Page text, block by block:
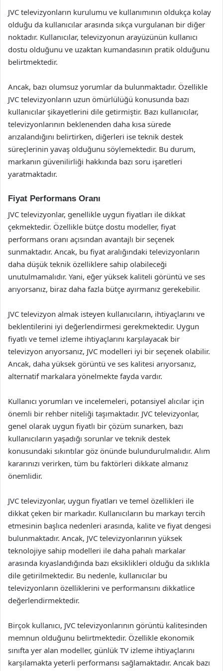
JVC televizyonların kurulumu ve kullanımının oldukça kolay
olduğu da kullanıcılar arasında sıkça vurgulanan bir diğer
noktadır. Kullanıcılar, televizyonun arayüzünün kullanıcı
dostu olduğunu ve uzaktan kumandasının pratik olduğunu
belirtmektedir.
Ancak, bazı olumsuz yorumlar da bulunmaktadır. Özellikle
JVC televizyonların uzun ömürlülüğü konusunda bazı
kullanıcılar şikayetlerini dile getirmiştir. Bazı kullanıcılar,
televizyonlarının beklenenden daha kısa sürede
arızalandığını belirtirken, diğerleri ise teknik destek
süreçlerinin yavaş olduğunu söylemektedir. Bu durum,
markanın güvenilirliği hakkında bazı soru işaretleri
yaratmaktadır.
Fiyat Performans Oranı
JVC televizyonlar, genellikle uygun fiyatları ile dikkat
çekmektedir. Özellikle bütçe dostu modeller, fiyat
performans oranı açısından avantajlı bir seçenek
sunmaktadır. Ancak, bu fiyat aralığındaki televizyonların
daha düşük teknik özelliklere sahip olabileceği
unutulmamalıdır. Yani, eğer yüksek kaliteli görüntü ve ses
arıyorsanız, biraz daha fazla bütçe ayırmanız gerekebilir.
JVC televizyon almak isteyen kullanıcıların, ihtiyaçlarını ve
beklentilerini iyi değerlendirmesi gerekmektedir. Uygun
fiyatlı ve temel izleme ihtiyaçlarını karşılayacak bir
televizyon arıyorsanız, JVC modelleri iyi bir seçenek olabilir.
Ancak, daha yüksek görüntü ve ses kalitesi arıyorsanız,
alternatif markalara yönelmekte fayda vardır.
Kullanıcı yorumları ve incelemeleri, potansiyel alıcılar için
önemli bir rehber niteliği taşımaktadır. JVC televizyonlar,
genel olarak uygun fiyatlı bir çözüm sunarken, bazı
kullanıcıların yaşadığı sorunlar ve teknik destek
konusundaki sıkıntılar göz önünde bulundurulmalıdır. Alım
kararınızı verirken, tüm bu faktörleri dikkate almanız
önemlidir.
JVC televizyonlar, uygun fiyatları ve temel özellikleri ile
dikkat çeken bir markadır. Kullanıcıların bu markayı tercih
etmesinin başlıca nedenleri arasında, kalite ve fiyat dengesi
bulunmaktadır. Ancak, JVC televizyonlarının yüksek
teknolojiye sahip modelleri ile daha pahalı markalar
arasında kıyaslandığında bazı eksiklikleri olduğu da sıklıkla
dile getirilmektedir. Bu nedenle, kullanıcılar bu
televizyonların özelliklerini ve performansını dikkatlice
değerlendirmektedir.
Birçok kullanıcı, JVC televizyonlarının görüntü kalitesinden
memnun olduğunu belirtmektedir. Özellikle ekonomik
sınıfta yer alan modeller, günlük TV izleme ihtiyaçlarını
karşılamakta yeterli performansı sağlamaktadır. Ancak bazı